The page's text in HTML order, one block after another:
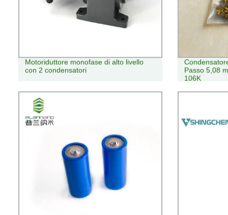
Motoriduttore monofase di alto livello
con 2 condensatori
Passo 5,08
106K